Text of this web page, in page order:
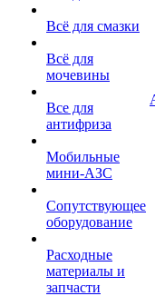
Всё для смазки
Всё для
мочевины
Все для
антифриза
Мобильные
мини-АЗС
Сопутствующее
оборудование
Расходные
материалы и
запчасти